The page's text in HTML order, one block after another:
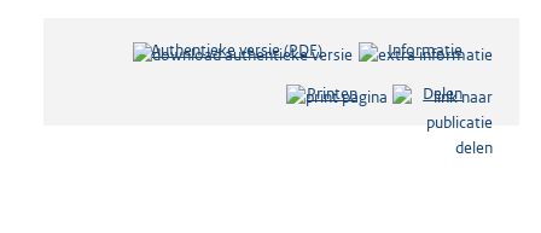
Authentieke versie (PDF)b
s
Informatie
Printen Delen